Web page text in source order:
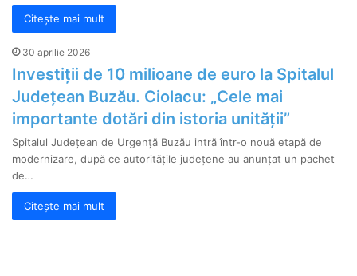
Citește mai mult
30 aprilie 2026
Investiții de 10 milioane de euro la Spitalul
Județean Buzău. Ciolacu: „Cele mai
importante dotări din istoria unității”
Spitalul Județean de Urgență Buzău intră într-o nouă etapă de
modernizare, după ce autoritățile județene au anunțat un pachet
de…
Citește mai mult